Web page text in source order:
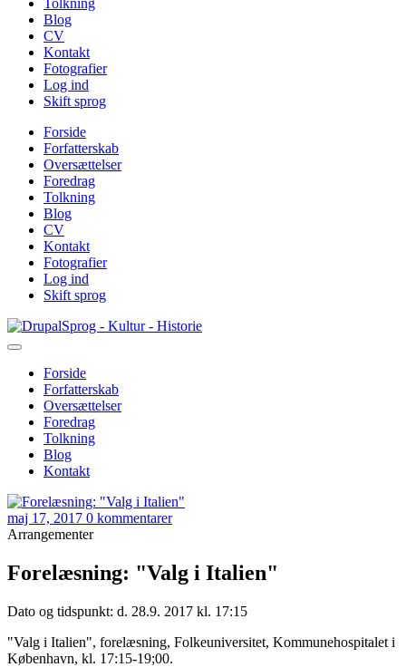
Tolkning
Blog
CV
Kontakt
Fotografier
Log ind
Skift sprog
Forside
Forfatterskab
Oversættelser
Foredrag
Tolkning
Blog
CV
Kontakt
Fotografier
Log ind
Skift sprog
Gå
til
Sprog - Kultur - Historie
Primær
navigation
Forside
Forfatterskab
Oversættelser
Foredrag
Tolkning
Blog
Kontakt
maj 17, 2017 0 kommentarer
Arrangementer
Forelæsning: "Valg i Italien"
Dato og tidspunkt: d. 28.9. 2017 kl. 17:15
"Valg i Italien", forelæsning, Folkeuniversitet, Kommunehospitalet i
København, kl. 17:15-19;00.